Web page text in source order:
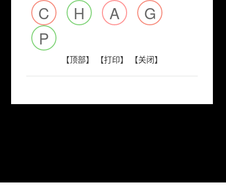
C
H A
G
P
【顶部】 【打印】 【关闭】